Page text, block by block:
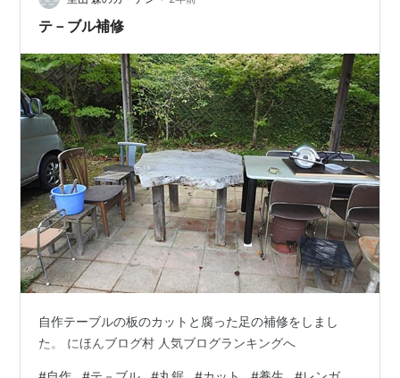
テ－ブル補修
自作テーブルの板のカットと腐った足の補修をしまし
た。 にほんブログ村 人気ブログランキングへ